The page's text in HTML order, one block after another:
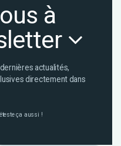
à
actualités,
directement dans
ça aussi !